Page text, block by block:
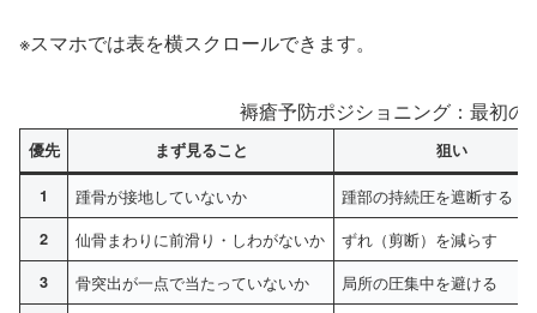
※スマホでは表を横スクロールできます。
褥瘡予防ポジショニング：最初の
優先 まず見ること 狙い
1 踵骨が接地していないか 踵部の持続圧を遮断する
2 仙骨まわりに前滑り・しわがないか ずれ（剪断）を減らす
3 骨突出が一点で当たっていないか 局所の圧集中を避ける